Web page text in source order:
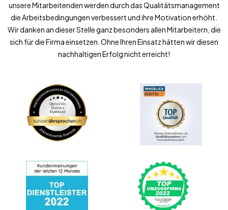
unsere Mitarbeitenden werden durch das Qualitätsmanagement
die Arbeitsbedingungen verbessert und ihre Motivation erhöht.
Wir danken an dieser Stelle ganz besonders allen Mitarbeitern, die
sich für die Firma einsetzen. Ohne Ihren Einsatz hätten wir diesen
nachhaltigen Erfolg nicht erreicht!